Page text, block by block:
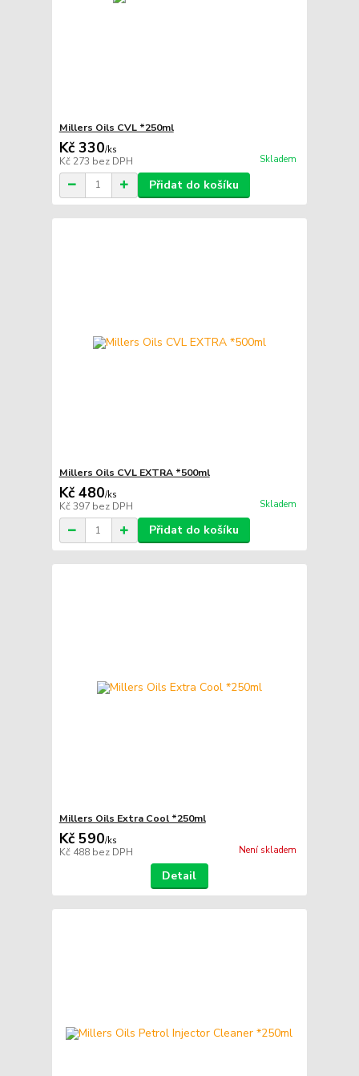
Millers Oils CVL *250ml
Kč 330/ks
Kč 273 bez DPH Skladem
Přidat do košíku
Millers Oils CVL EXTRA *500ml
Kč 480/ks
Kč 397 bez DPH Skladem
Přidat do košíku
Millers Oils Extra Cool *250ml
Kč 590/ks
Kč 488 bez DPH Není skladem
Detail